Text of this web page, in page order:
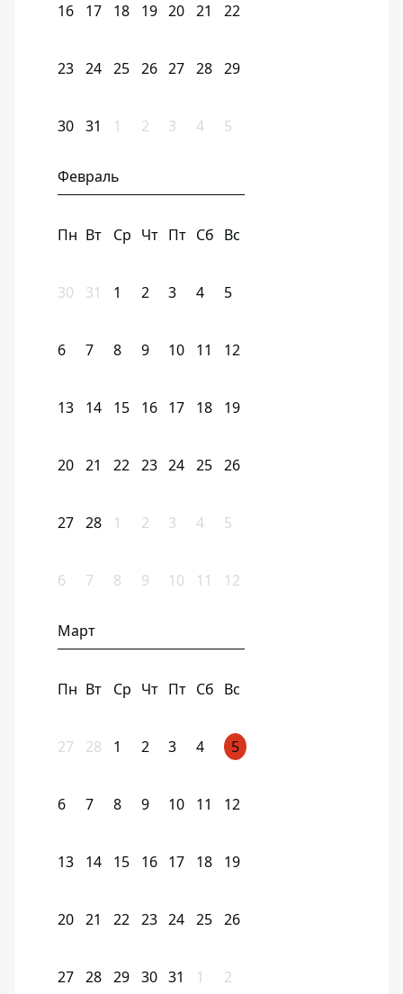
16 17 18 19 20 21 22
23 24 25 26 27 28 29
30 31 1 2 3 4 5
Февраль
Пн Вт Ср Чт Пт Сб Вс
30 31 1 2 3 4 5
6 7 8 9 10 11 12
13 14 15 16 17 18 19
20 21 22 23 24 25 26
27 28 1 2 3 4 5
6 7 8 9 10 11 12
Март
Пн Вт Ср Чт Пт Сб Вс
27 28 1 2 3 4 5
6 7 8 9 10 11 12
13 14 15 16 17 18 19
20 21 22 23 24 25 26
27 28 29 30 31 1 2